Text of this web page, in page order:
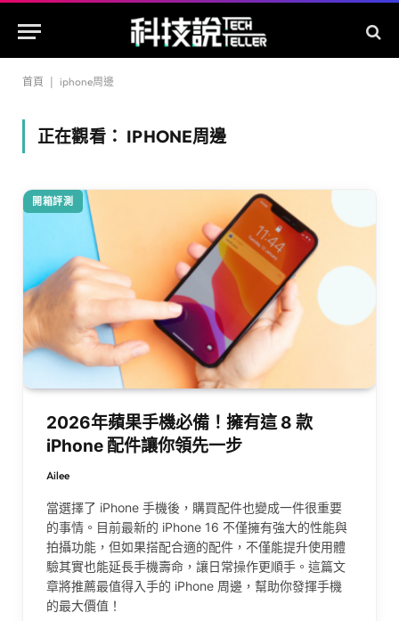
首頁 iphone周邊
正在觀看： IPHONE周邊
開箱評測
2026年蘋果手機必備！擁有這 8 款
iPhone 配件讓你領先一步
Ailee
當選擇了 iPhone 手機後，購買配件也變成一件很重要
的事情。目前最新的 iPhone 16 不僅擁有強大的性能與
拍攝功能，但如果搭配合適的配件，不僅能提升使用體
驗其實也能延長手機壽命，讓日常操作更順手。這篇文
章將推薦最值得入手的 iPhone 周邊，幫助你發揮手機
的最大價值！